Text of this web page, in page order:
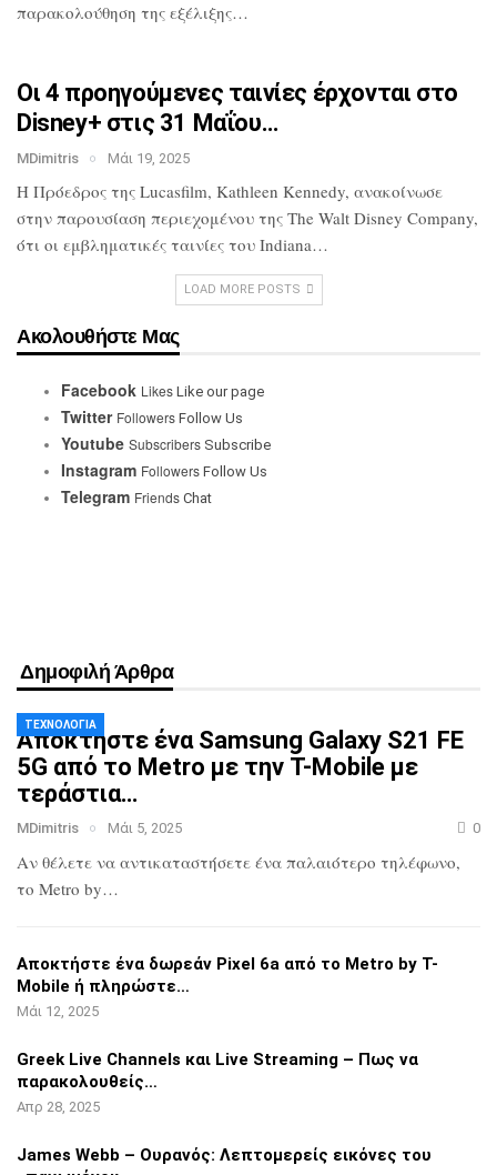
παρακολούθηση της εξέλιξης…
Οι 4 προηγούμενες ταινίες έρχονται στο
Disney+ στις 31 Μαΐου…
MDimitris Μάι 19, 2025
Η Πρόεδρος της Lucasfilm, Kathleen Kennedy, ανακοίνωσε
στην παρουσίαση περιεχομένου της The Walt Disney Company,
ότι οι εμβληματικές ταινίες του Indiana…
LOAD MORE POSTS
Ακολουθήστε Μας
Facebook Likes Like our page
Twitter Followers Follow Us
Youtube Subscribers Subscribe
Instagram Followers Follow Us
Telegram Friends Chat
Δημοφιλή Άρθρα
ΤΕΧΝΟΛΟΓΊΑ
Αποκτήστε ένα Samsung Galaxy S21 FE
5G από το Metro με την T-Mobile με
τεράστια…
MDimitris Μάι 5, 2025 0
Αν θέλετε να αντικαταστήσετε ένα παλαιότερο τηλέφωνο,
το Metro by…
Αποκτήστε ένα δωρεάν Pixel 6a από το Metro by T-
Mobile ή πληρώστε…
Μάι 12, 2025
Greek Live Channels και Live Streaming – Πως να
παρακολουθείς…
Απρ 28, 2025
James Webb – Ουρανός: Λεπτομερείς εικόνες του